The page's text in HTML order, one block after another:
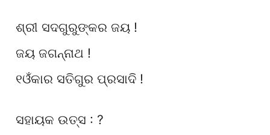
ଶ୍ରୀ ସଦଗୁରୁଙ୍କର ଜୟ !
ଜୟ ଜଗନ୍ନାଥ !
୧ଓଁକାର ସତିଗୁର ପ୍ରସାଦି !
ସହାୟକ ଉତ୍ସ : ?